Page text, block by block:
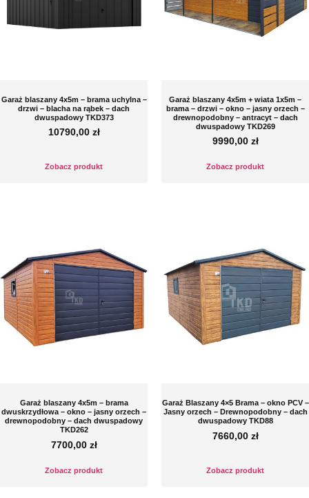
Garaż blaszany 4x5m – brama uchylna –
drzwi – blacha na rąbek – dach
dwuspadowy TKD373
10790,00 zł
Zobacz produkt
Garaż blaszany 4x5m + wiata 1x5m –
brama – drzwi – okno – jasny orzech –
drewnopodobny – antracyt – dach
dwuspadowy TKD269
9990,00 zł
Zobacz produkt
Garaż blaszany 4x5m – brama
dwuskrzydłowa – okno – jasny orzech –
drewnopodobny – dach dwuspadowy
TKD262
7700,00 zł
Zobacz produkt
Garaż Blaszany 4×5 Brama – okno PCV –
Jasny orzech – Drewnopodobny – dach
dwuspadowy TKD88
7660,00 zł
Zobacz produkt